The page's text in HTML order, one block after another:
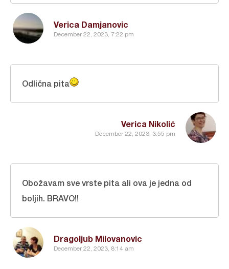
Verica Damjanovic
December 22, 2023, 7:22 pm
Verica Nikolić
December 22, 2023, 3:55 pm
Odlična pita
Dragoljub Milovanovic
December 22, 2023, 8:14 am
Obožavam sve vrste pita ali ova je jedna od
boljih. BRAVO!!